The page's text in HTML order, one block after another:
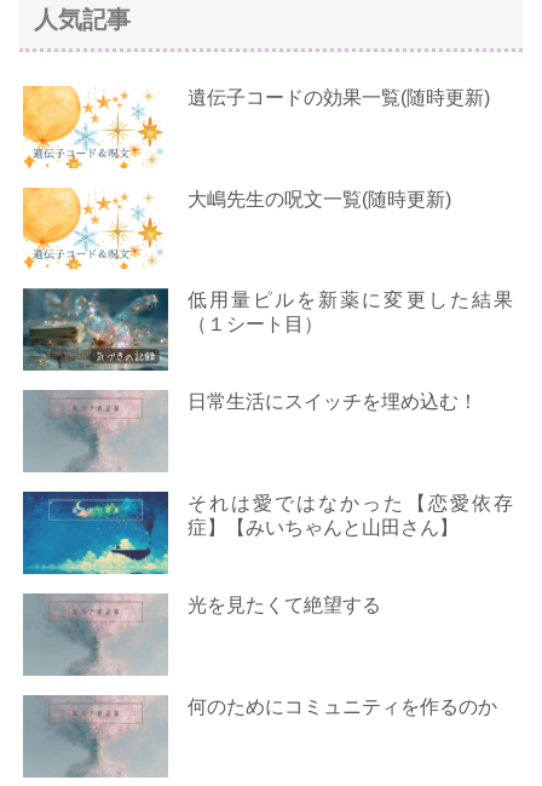
人気記事
遺伝子コードの効果一覧(随時更新)
大嶋先生の呪文一覧(随時更新)
低用量ピルを新薬に変更した結果
（１シート目）
日常生活にスイッチを埋め込む！
それは愛ではなかった【恋愛依存
症】【みいちゃんと山田さん】
光を見たくて絶望する
何のためにコミュニティを作るのか